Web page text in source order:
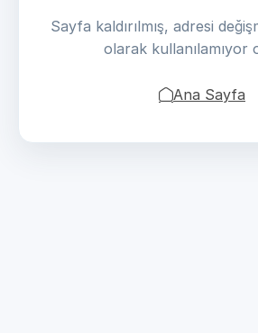
Sayfa kaldırılmış, adresi
olarak kullanılamıyor
Ana Sayfa